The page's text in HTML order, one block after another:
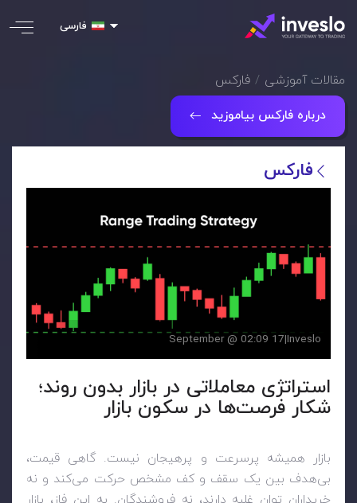
فارسی
مقالات آموزشی فارکس
درباره فارکس بیاموزید
فارکس
Inveslo
|
17 September @ 02:09
استراتژی معاملاتی در بازار بدون روند؛
شکار فرصت‌ها در سکون بازار
بازار همیشه پرسرعت و پرهیجان نیست. گاهی قیمت،
بی‌هدف بین یک سقف و کف مشخص حرکت می‌کند و نه